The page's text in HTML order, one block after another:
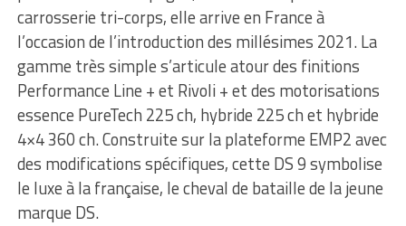
carrosserie tri-corps, elle arrive en France à
l’occasion de l’introduction des millésimes 2021. La
gamme très simple s’articule atour des finitions
Performance Line + et Rivoli + et des motorisations
essence PureTech 225 ch, hybride 225 ch et hybride
4×4 360 ch. Construite sur la plateforme EMP2 avec
des modifications spécifiques, cette DS 9 symbolise
le luxe à la française, le cheval de bataille de la jeune
marque DS.